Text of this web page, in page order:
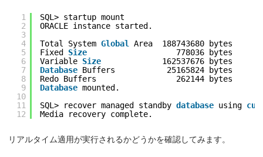
1
2
3
4
5
6
7
8
9
10
11
12
SQL> startup mount
ORACLE instance started.
Total System Global Area  188743680 bytes
Fixed Size
778036 bytes
Variable Size
162537676 bytes
Database Buffers           25165824 bytes
Redo Buffers                 262144 bytes
Database mounted.
SQL> recover managed standby database using
Media recovery complete.
リアルタイム適用が実行されるかどうかを確認してみます。